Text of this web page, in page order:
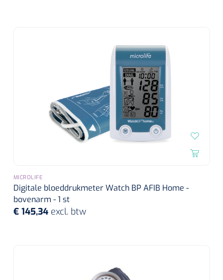
MICROLIFE
Digitale bloeddrukmeter Watch BP AFIB Home -
bovenarm - 1 st
€ 145,34 excl. btw